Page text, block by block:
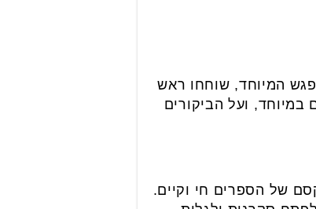
לא פחות מ-1,759 ספרים. במהלך המפגש המיוחד, שוחחו ראש
ועל הביקורים
של הספרים חי וקיים.